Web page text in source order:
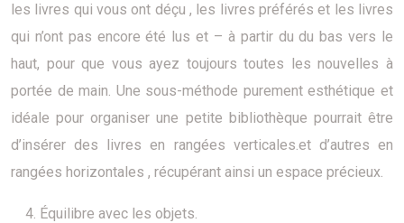
les livres qui vous ont déçu , les livres préférés et les livres
qui n’ont pas encore été lus et – à partir du du bas vers le
haut, pour que vous ayez toujours toutes les nouvelles à
portée de main. Une sous-méthode purement esthétique et
idéale pour organiser une petite bibliothèque pourrait être
d’insérer des livres en rangées verticales.et d’autres en
rangées horizontales , récupérant ainsi un espace précieux.
Équilibre avec les objets.